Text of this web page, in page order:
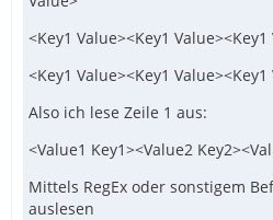
<Key1 Value><Key1
<Key1 Value><Key1
Also ich lese Zeile 1 aus:
<Value1 Key1><Value2
Mittels RegEx oder sonstigem
auslesen